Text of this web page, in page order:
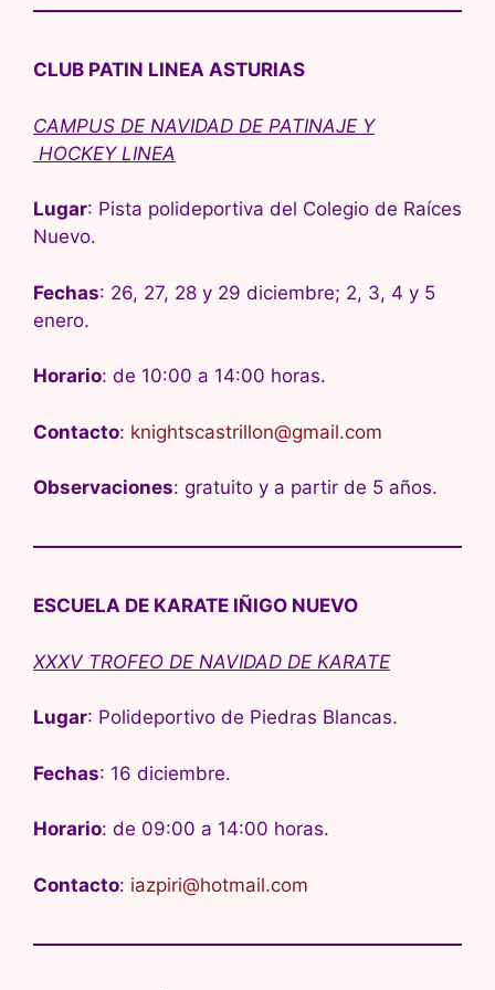
CLUB PATIN LINEA ASTURIAS
CAMPUS DE NAVIDAD DE PATINAJE Y
HOCKEY LINEA
Lugar: Pista polideportiva del Colegio de Raíces
Nuevo.
Fechas: 26, 27, 28 y 29 diciembre; 2, 3, 4 y 5
enero.
Horario: de 10:00 a 14:00 horas.
Contacto: knightscastrillon@gmail.com
Observaciones: gratuito y a partir de 5 años.
ESCUELA DE KARATE IÑIGO NUEVO
XXXV TROFEO DE NAVIDAD DE KARATE
Lugar: Polideportivo de Piedras Blancas.
Fechas: 16 diciembre.
Horario: de 09:00 a 14:00 horas.
Contacto: iazpiri@hotmail.com